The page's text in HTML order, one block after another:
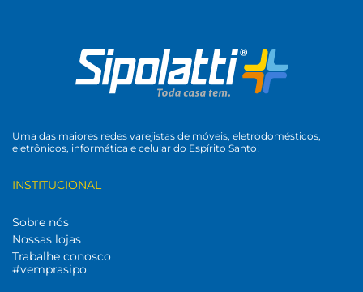
Uma das maiores redes varejistas de móveis, eletrodomésticos,
eletrônicos, informática e celular do Espírito Santo!
INSTITUCIONAL
Sobre nós
Nossas lojas
Trabalhe conosco
#vemprasipo